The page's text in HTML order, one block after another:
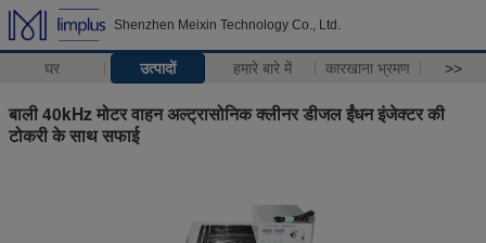
Shenzhen Meixin Technology Co., Ltd.
घर उत्पादों हमारे बारे में कारखाना भ्रमण >>
बाली 40kHz मोटर वाहन अल्ट्रासोनिक क्लीनर डीजल ईंधन इंजेक्टर की
टोकरी के साथ सफाई